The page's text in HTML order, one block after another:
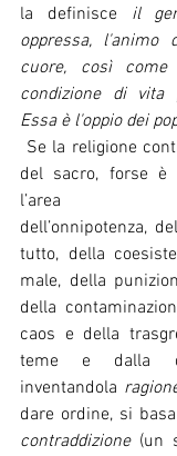
la definisce il
oppressa, l'animo
cuore, così
condizione di vita
Essa è l'oppio dei
del sacro, forse è
l’area
dell’onnipotenza,
tutto, della
male, della
della
caos e della
teme e dalla
inventandola
dare ordine, si
contraddizione (un